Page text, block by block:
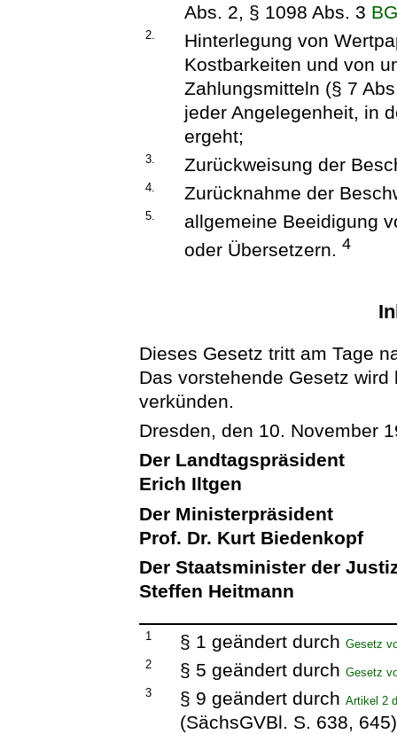
Abs. 2, § 1098 Abs. 3
2.
Hinterlegung von
Kostbarkeiten und von
Zahlungsmitteln (§ 7
jeder Angelegenheit, in
ergeht;
3. Zurückweisung der
4. Zurücknahme der
5.
allgemeine Beeidigung
oder Übersetzern.4
Dieses Gesetz tritt am Tage
Das vorstehende Gesetz
verkünden.
Dresden, den 10. November
Der Landtagspräsident
Erich Iltgen
Der Ministerpräsident
Prof. Dr. Kurt Biedenkopf
Der Staatsminister der
Steffen Heitmann
1 § 1 geändert durchGesetz
2
§ 5 geändert durchGesetz
3
§ 9 geändert durchArtikel 2
(SächsGVBl. S. 638, 645)